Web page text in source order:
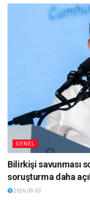
GENEL
Bilirkişi savunması
soruşturma daha
2026-03-30